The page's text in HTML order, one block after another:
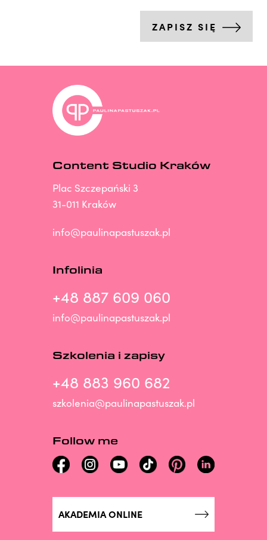
ZAPISZ SIĘ
Content Studio Kraków
Plac Szczepański 3
31-011 Kraków
info@paulinapastuszak.pl
Infolinia
+48 887 609 060
info@paulinapastuszak.pl
Szkolenia i zapisy
+48 883 960 682
szkolenia@paulinapastuszak.pl
Follow me
AKADEMIA ONLINE